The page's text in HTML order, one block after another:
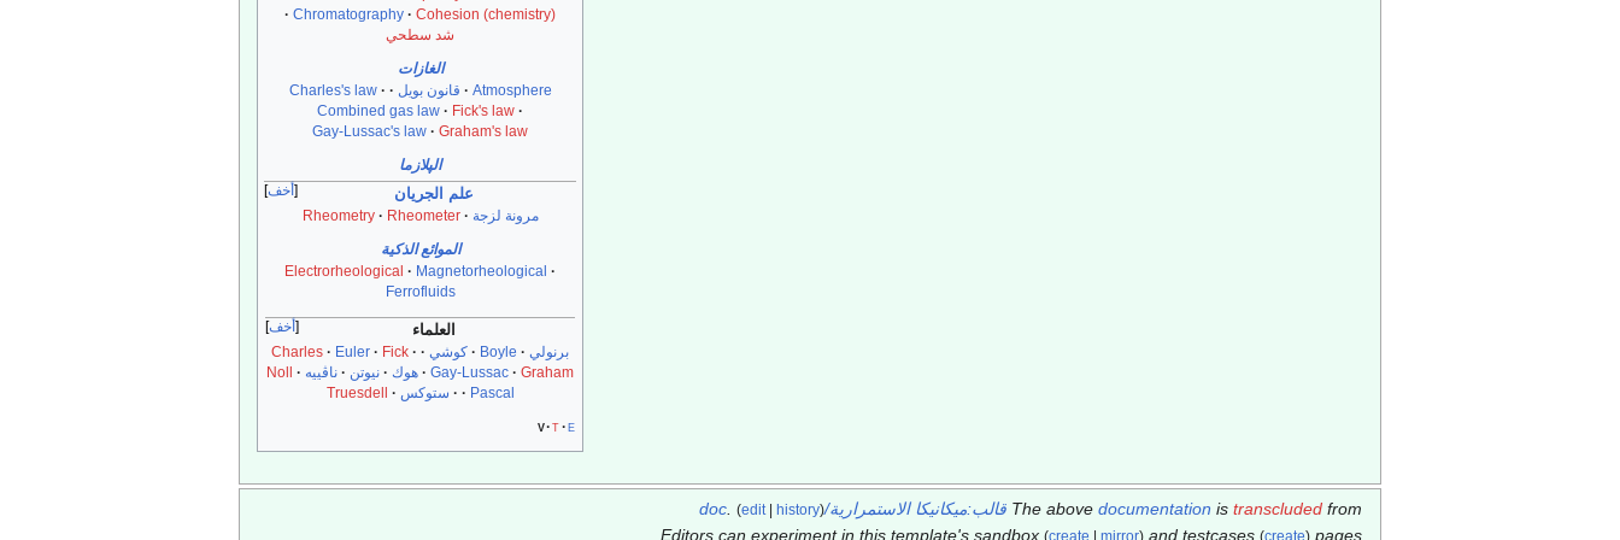
Chromatography
Cohesion (chemistry)
شد سطحي
الغازات
Atmosphere
قانون بويل
Charles's law
Combined gas law
Fick's law
Gay-Lussac's law
Graham's law
الپلازما
أخف
علم الجريان
مرونة لزجة Rheometry
Rheometer
الموائع الذكية
Electrorheological
Magnetorheological
Ferrofluids
أخف العلماء
برنولي Boyle كوشي Charles Euler
Fick
Gay-Lussac
Graham هوك نيوتن ناڤييه
Noll
Pascal
ستوكس
Truesdell
v t e
The abovedocumentation istranscluded from قالب:ميكانيكا الاستمرارية/doc .(edit |history)
Editors can experiment in this template's sandbox(create |mirror) and testcases(create) pages.